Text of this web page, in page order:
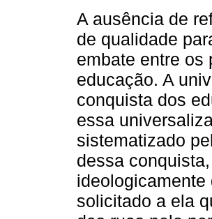
A ausência de
de qualidade
embate entre os
educação. A
conquista dos
essa
sistematizado
dessa
solicitado a ela